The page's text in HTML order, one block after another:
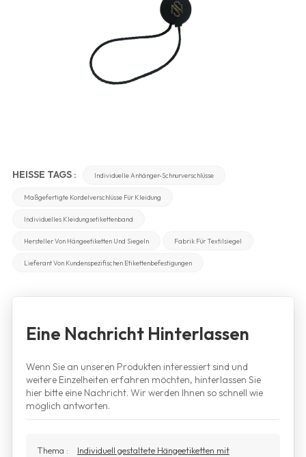
HEISSE TAGS : Individuelle Anhänger-Schnurverschlüsse
Maßgefertigte Kordelverschlüsse Für Kleidung
Individuelles Kleidungsetikettenband
Hersteller Von Hängeetiketten Und Siegeln Fabrik Für Textilsiegel
Lieferant Von Kundenspezifischen Etikettenbefestigungen
Eine Nachricht Hinterlassen
Wenn Sie an unseren Produkten interessiert sind und
weitere Einzelheiten erfahren möchten, hinterlassen Sie
hier bitte eine Nachricht. Wir werden Ihnen so schnell wie
möglich antworten.
Thema : Individuell gestaltete Hängeetiketten mit